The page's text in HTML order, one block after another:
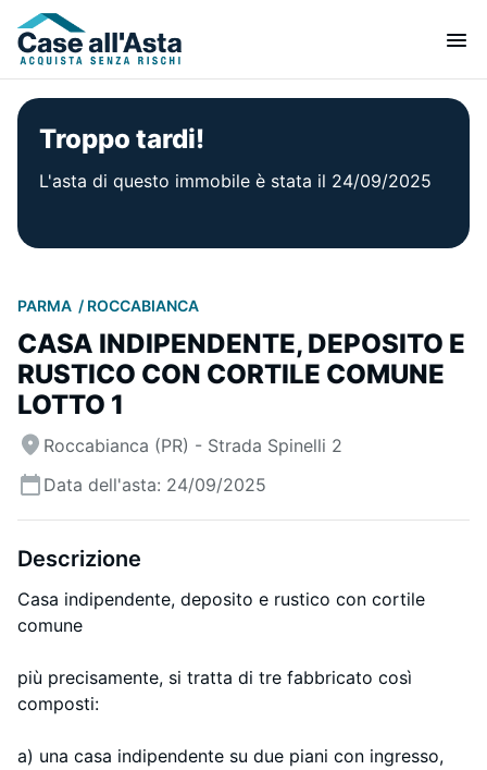
Troppo tardi!
L'asta di questo immobile è stata il 24/09/2025
PARMA ROCCABIANCA
CASA INDIPENDENTE, DEPOSITO E
RUSTICO CON CORTILE COMUNE
LOTTO 1
Roccabianca (PR) - Strada Spinelli 2
Data dell'asta: 24/09/2025
Descrizione
Casa indipendente, deposito e rustico con cortile
comune
più precisamente, si tratta di tre fabbricato così
composti:
a) una casa indipendente su due piani con ingresso,